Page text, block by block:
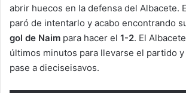
abrir huecos en la defensa del Albacete.
paró de intentarlo y acabo encontrando
gol de Naim para hacer el 1-2. El
últimos minutos para llevarse el partido
pase a dieciseisavos.